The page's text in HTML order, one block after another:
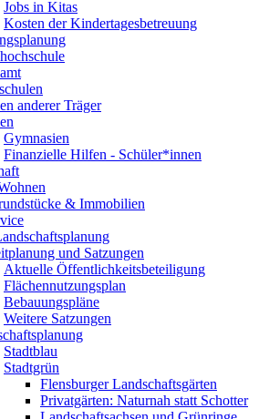
Jobs in Kitas
Kosten der Kindertagesbetreuung
anderer Träger
Gymnasien
Finanzielle Hilfen - Schüler*innen
& Immobilien
und Satzungen
Aktuelle Öffentlichkeitsbeteiligung
Flächennutzungsplan
Bebauungspläne
Weitere Satzungen
Stadtblau
Stadtgrün
Flensburger Landschaftsgärten
Privatgärten: Naturnah statt Schotter